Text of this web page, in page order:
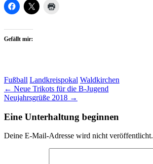
Gefällt mir:
Fußball Landkreispokal Waldkirchen
Artikel-
Navigation
← Neue Trikots für die B-Jugend
Neujahrsgrüße 2018 →
Eine Unterhaltung beginnen
Deine E-Mail-Adresse wird nicht veröffentlicht.